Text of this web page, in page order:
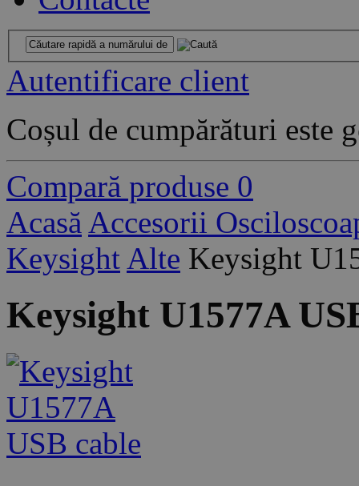
Autentificare client
Coșul de cumpărături este
Compară produse 0
Acasă Accesorii
Keysight Alte Keysight
Keysight U1577A